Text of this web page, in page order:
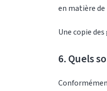
en matière
Une copie
6. Quels